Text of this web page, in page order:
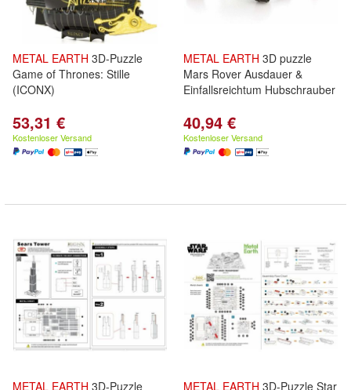
METAL EARTH 3D-Puzzle
Game of Thrones: Stille
(ICONX)
53,31 €
Kostenloser Versand
METAL EARTH 3D puzzle
Mars Rover Ausdauer &
Einfallsreichtum Hubschrauber
40,94 €
Kostenloser Versand
METAL EARTH 3D-Puzzle METAL EARTH 3D-Puzzle Star